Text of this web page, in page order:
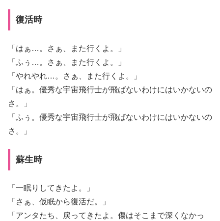
復活時
「はぁ…。さぁ、また行くよ。」
「ふぅ…。さぁ、また行くよ。」
「やれやれ…。さぁ、また行くよ。」
「はぁ。優秀な宇宙飛行士が飛ばないわけにはいかないの
さ。」
「ふぅ。優秀な宇宙飛行士が飛ばないわけにはいかないの
さ。」
蘇生時
「一眠りしてきたよ。」
「さぁ、仮眠から復活だ。」
「アンタたち、戻ってきたよ。傷はそこまで深くなかっ